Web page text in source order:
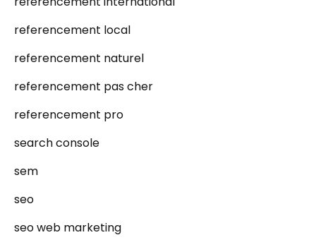
referencement local
referencement naturel
referencement pas cher
referencement pro
search console
sem
seo
seo web marketing